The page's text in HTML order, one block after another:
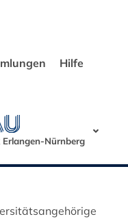
Hilfe
Nürnberg